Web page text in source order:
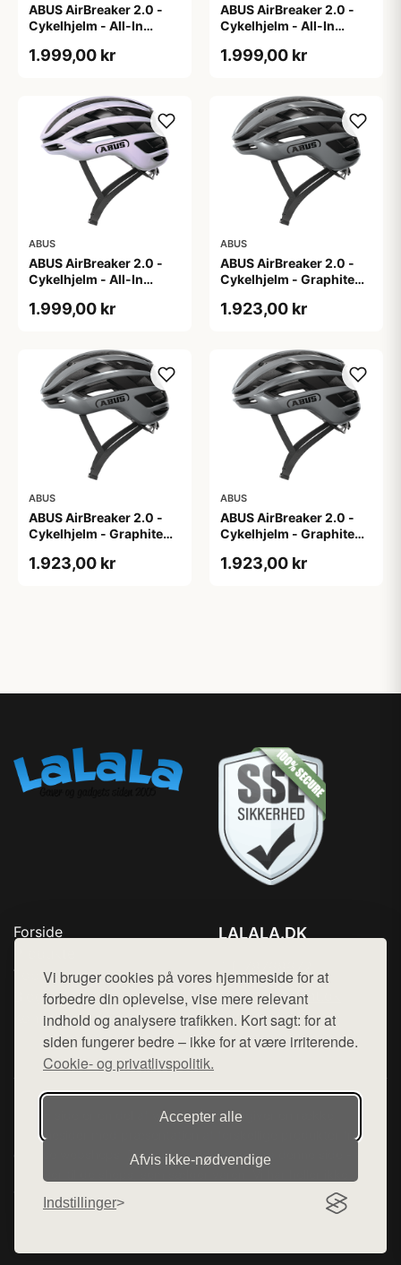
Vi bruger cookies på vores hjemmeside for at
forbedre din oplevelse, vise mere relevant
indhold og analysere trafikken. Kort sagt: for at
siden fungerer bedre – ikke for at være irriterende.
Cookie- og privatlivspolitik.
Accepter alle
Afvis ikke‑nødvendige
Indstillinger
ABUS AirBreaker 2.0 -
Cykelhjelm - All-In
1.999,00 kr
ABUS AirBreaker 2.0 -
Cykelhjelm - All-In
1.999,00 kr
ABUS
ABUS AirBreaker 2.0 -
Cykelhjelm - All-In
1.999,00 kr
ABUS
ABUS AirBreaker 2.0 -
Cykelhjelm - Graphite
1.923,00 kr
ABUS
ABUS AirBreaker 2.0 -
Cykelhjelm - Graphite
1.923,00 kr
ABUS
ABUS AirBreaker 2.0 -
Cykelhjelm - Graphite
1.923,00 kr
Forside
Top Rabatter
Blog
Kontakt
LALALA.DK
Mail: hej@want.dk
Cookie- og privatlivspolitik
Denne side er en del af want.dk, der udgiver en række
hjemmesider med præsentation af forskellige produkter fra
diverse webshops. Der sælges ikke varer fra denne side - vi
varerne på lager.